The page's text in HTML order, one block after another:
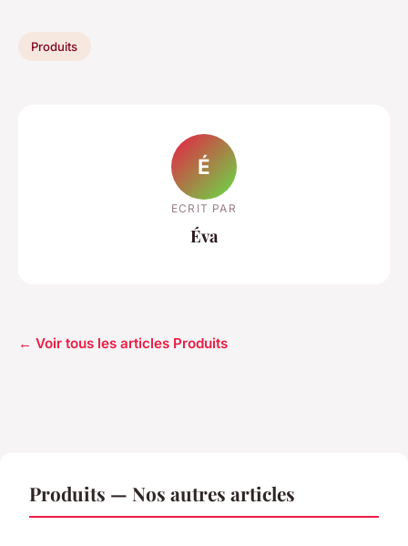
Produits
É
ECRIT PAR
Éva
← Voir tous les articles Produits
Produits — Nos autres articles